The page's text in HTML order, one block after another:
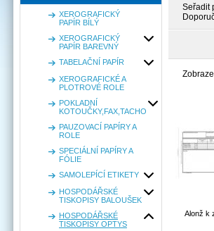
XEROGRAFICKÝ
PAPÍR BÍLÝ
XEROGRAFICKÝ
PAPÍR BAREVNÝ
TABELAČNÍ PAPÍR
XEROGRAFICKÉ A
PLOTROVÉ ROLE
POKLADNÍ
KOTOUČKY,FAX,TACHO
PAUZOVACÍ PAPÍRY A
ROLE
SPECIÁLNÍ PAPÍRY A
FÓLIE
SAMOLEPÍCÍ ETIKETY
HOSPODÁŘSKÉ
TISKOPISY BALOUŠEK
HOSPODÁŘSKÉ
TISKOPISY OPTYS
Seřadit
Alonž k